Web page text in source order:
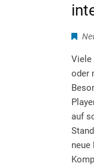
Viele
oder
auf
neue